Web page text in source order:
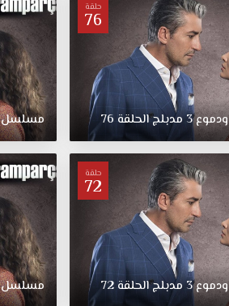
حلقة
76
ودموع3 مدبلجالحلقة 76 مسلسل
حلقة
72
ودموع3 مدبلجالحلقة72 مسلسل